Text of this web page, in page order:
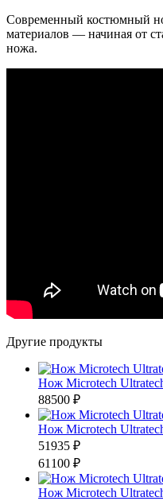
Современный костюмный
материалов — начиная от
ножа.
Другие продукты
Нож Microtech
88500 ₽
Нож Microtech
51935 ₽
61100 ₽
Нож Microtech